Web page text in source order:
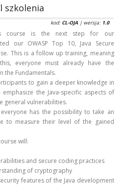
szkolenia
kod: CL-OJA| wersja: 1.0
course is the next step for our
our OWASP Top 10, Java Secure
This is a follow up training, meaning
everyone must already have the
the Fundamentals.
to gain a deeper knowledge in
the Java-specific aspects of
general vulnerabilities.
has the possibility to take an
to measure their level of the gained
will:
and secure coding practices
of cryptography
features of the Java development